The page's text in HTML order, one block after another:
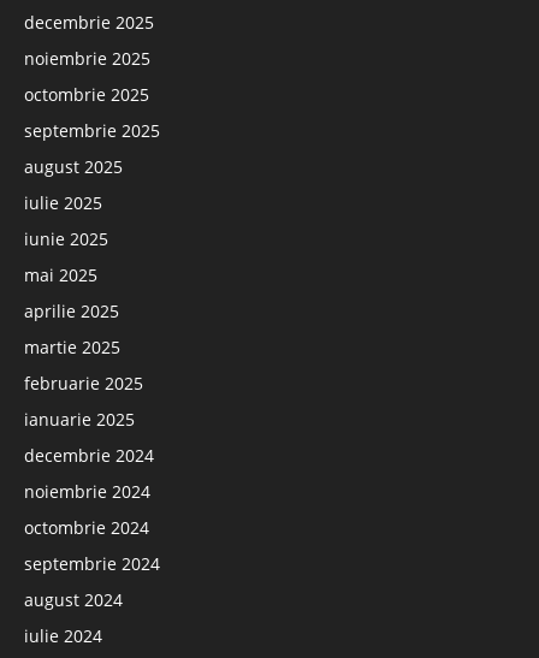
decembrie 2025
noiembrie 2025
octombrie 2025
septembrie 2025
august 2025
iulie 2025
iunie 2025
mai 2025
aprilie 2025
martie 2025
februarie 2025
ianuarie 2025
decembrie 2024
noiembrie 2024
octombrie 2024
septembrie 2024
august 2024
iulie 2024